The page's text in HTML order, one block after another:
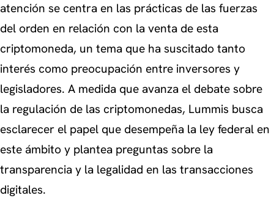
atención se centra en las prácticas de las fuerzas
del orden en relación con la venta de esta
criptomoneda, un tema que ha suscitado tanto
interés como preocupación entre inversores y
legisladores. A medida que avanza el debate sobre
la regulación de las criptomonedas, Lummis busca
esclarecer el papel que desempeña la ley federal en
este ámbito y plantea preguntas sobre la
transparencia y la legalidad en las transacciones
digitales.